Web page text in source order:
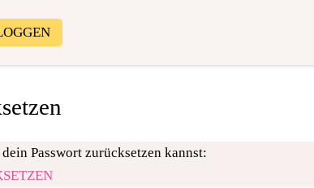
Passwort zurücksetzen kannst: